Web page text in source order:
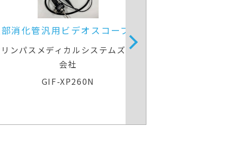
上部消化管汎用ビデオスコープ
オリンパスメディカルシステムズ株式
GIF-H260